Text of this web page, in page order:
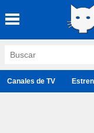
Canales de TV